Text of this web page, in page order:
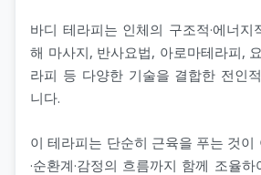
바디 테라피는 인체의 구조적·에너
해 마사지, 반사요법, 아로마테라피,
라피 등 다양한 기술을 결합한 전인
니다.
이 테라피는 단순히 근육을 푸는 것이
·순환계·감정의 흐름까지 함께 조율